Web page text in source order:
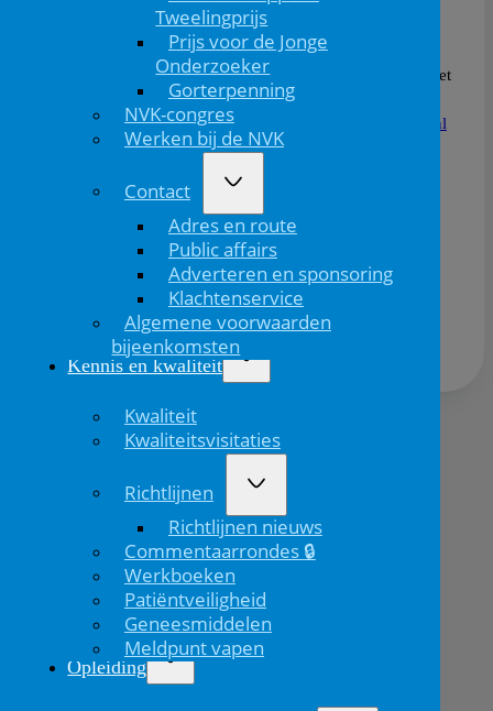
Tweelingprijs
Prijs voor de Jonge
Onderzoeker
Gorterpenning
NVK-congres
Werken bij de NVK
Contact
Adres en route
Public affairs
Adverteren en sponsoring
Klachtenservice
Algemene voorwaarden
bijeenkomsten
Kennis en kwaliteit
Kwaliteit
Kwaliteitsvisitaties
Richtlijnen
Richtlijnen nieuws
Commentaarrondes 🔒
Werkboeken
Patiëntveiligheid
Geneesmiddelen
Meldpunt vapen
Opleiding
we onze energie en brengen we de passende zorg
initiatieven verder binnen de kindergeneeskunde.
Wil jij binnen de kindergeneeskunde aan de slag met
Passende zorg? Meld je dan aan voor de éénjarige
werkgroep Passende zorg via
passendezorg@nvk.nl
of viawww.nvk.nl/passendezorg
Deel dit bericht via: